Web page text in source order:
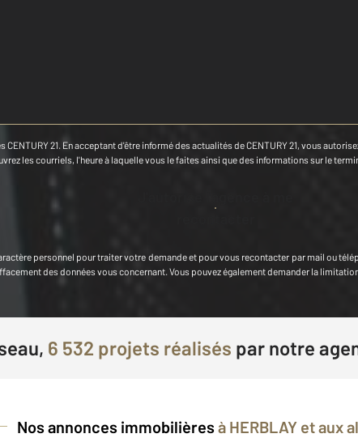
21. En acceptant d'être informé des actualités de CENTURY 21, vous
les courriels, l'heure à laquelle vous le faites ainsi que des informations sur le
personnel pour traiter votre demande et pour vous recontacter par mail ou
des données vous concernant. Vous pouvez également demander la
6 532 projets réalisés par notre
Nos annonces immobilières à HERBLAY et aux